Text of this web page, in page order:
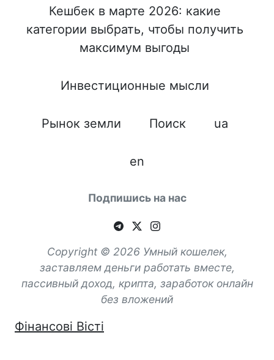
Кешбек в марте 2026: какие
категории выбрать, чтобы получить
максимум выгоды
Инвестиционные мысли
Рынок земли Поиск ua
en
Подпишись на нас
Copyright © 2026 Умный кошелек,
заставляем деньги работать вместе,
пассивный доход, крипта, заработок онлайн
без вложений
Фінансові Вісті